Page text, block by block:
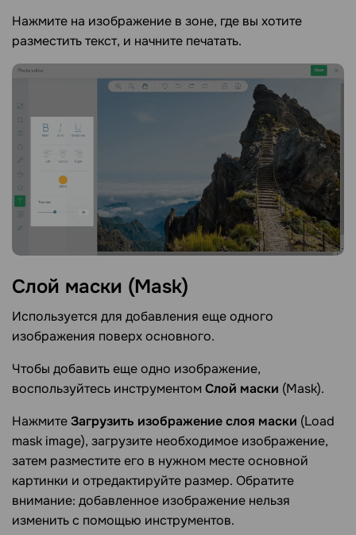
Нажмите на изображение в зоне, где вы хотите
разместить текст, и начните печатать.
Слой маски (Mask)
Используется для добавления еще одного
изображения поверх основного.
Чтобы добавить еще одно изображение,
воспользуйтесь инструментом Слой маски (Mask).
НажмитеЗагрузить изображение слоя маски (Load
mask image), загрузите необходимое изображение,
затем разместите его в нужном месте основной
картинки и отредактируйте размер. Обратите
внимание: добавленное изображение нельзя
изменить с помощью инструментов.